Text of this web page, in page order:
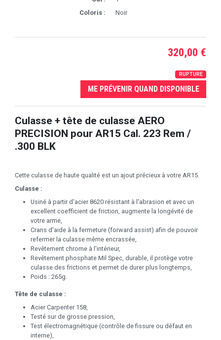
Coloris :
Noir
320,00 €
RUPTURE
ME PRÉVENIR QUAND DISPONIBLE
Culasse + tête de culasse AERO
PRECISION pour AR15 Cal. 223 Rem /
.300 BLK
Cette culasse de haute qualité est un ajout précieux à votre AR15.
Culasse :
Usiné à partir d'acier 8620 résistant à l'abrasion et avec un
excellent coefficient de friction, augmente la longévité de
votre arme,
Crans d'aide à la fermeture (forward assist) afin de pouvoir
refermer la culasse même encrassée,
Revêtement chrome à l'intérieur,
Revêtement phosphate Mil Spec, durable, il protège votre
culasse des frictions et permet de durer plus longtemps,
Poids : 265g.
Tête de culasse :
Acier Carpenter 158,
Testé sur de grosse pression,
Test électromagnétique (contrôle de fissure ou défaut en
interne),